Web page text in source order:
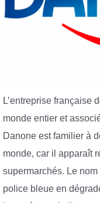
L’entreprise française
monde entier et
Danone est familier à
monde, car il apparaît
supermarchés. Le
police bleue en